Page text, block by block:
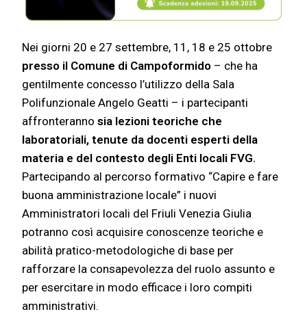
Nei giorni 20 e 27 settembre, 11, 18 e 25 ottobre
presso il Comune di Campoformido – che ha
gentilmente concesso l’utilizzo della Sala
Polifunzionale Angelo Geatti – i partecipanti
affronterannosia lezioni teoriche che
laboratoriali,tenute da docenti esperti della
materia e del contesto degli Enti locali FVG.
Partecipando al percorso formativo “Capire e fare
buona amministrazione locale” i nuovi
Amministratori locali del Friuli Venezia Giulia
potranno così acquisire conoscenze teoriche e
abilità pratico-metodologiche di base per
rafforzare la consapevolezza del ruolo assunto e
per esercitare in modo efficace i loro compiti
amministrativi.